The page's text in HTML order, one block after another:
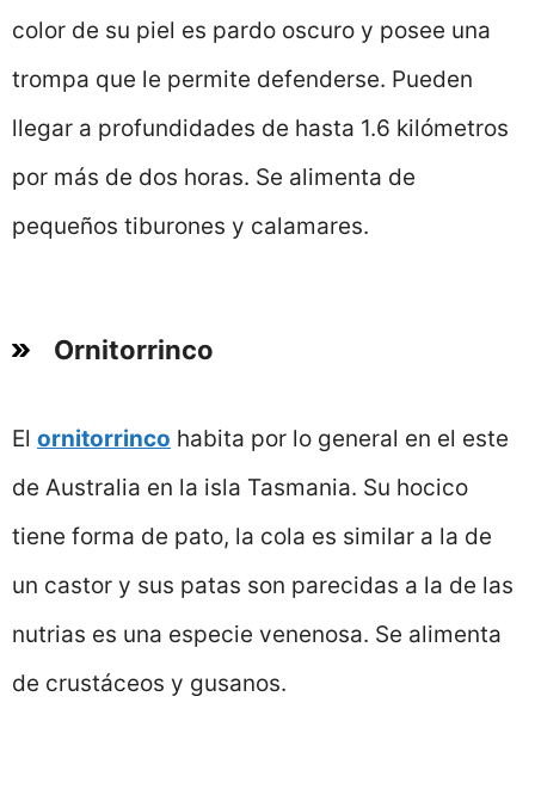
color de su piel es pardo oscuro y posee una
trompa que le permite defenderse. Pueden
llegar a profundidades de hasta 1.6 kilómetros
por más de dos horas. Se alimenta de
pequeños tiburones y calamares.
Ornitorrinco
El ornitorrinco habita por lo general en el este
de Australia en la isla Tasmania. Su hocico
tiene forma de pato, la cola es similar a la de
un castor y sus patas son parecidas a la de las
nutrias es una especie venenosa. Se alimenta
de crustáceos y gusanos.